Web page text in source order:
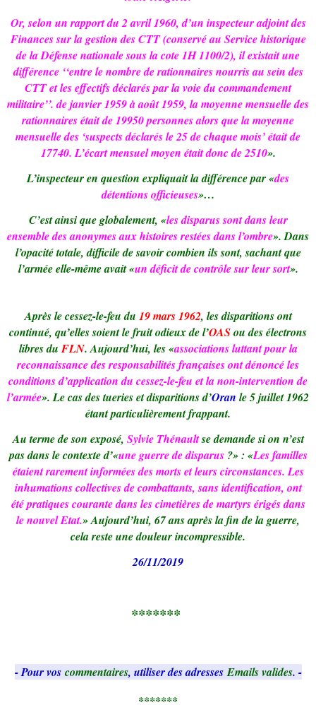
Or, selon un rapport du 2 avril 1960, d’un inspecteur adjoint des
Finances sur la gestion des CTT (conservé au Service historique
de la Défense nationale sous la cote 1H 1100/2), il existait une
différence ‘‘entre le nombre de rationnaires nourris au sein des
CTT et les effectifs déclarés par la voie du commandement
militaire’’. de janvier 1959 à août 1959, la moyenne mensuelle des
rationnaires était de 19950 personnes alors que la moyenne
mensuelle des ‘suspects déclarés le 25 de chaque mois’ était de
17740. L’écart mensuel moyen était donc de 2510».
L’inspecteur en question expliquait la différence par «des
détentions officieuses»…
C’est ainsi que globalement, «les disparus sont dans leur
ensemble des anonymes aux histoires restées dans l’ombre». Dans
l’opacité totale, difficile de savoir combien ils sont, sachant que
l’armée elle-même avait «un déficit de contrôle sur leur sort».
Après le cessez-le-feu du 19 mars 1962, les disparitions ont
continué, qu’elles soient le fruit odieux de l’OASou des électrons
libres duFLN. Aujourd’hui, les «associations luttant pour la
reconnaissance des responsabilités françaises ont dénoncé les
conditions d’application du cessez-le-feu et la non-intervention de
l’armée». Le cas des tueries et disparitions d’Oran le 5 juillet 1962
étant particulièrement frappant.
Au terme de son exposé, Sylvie Thénaultse demande si on n’est
pas dans le contexte d’«une guerre de disparus ?» : «Les familles
étaient rarement informées des morts et leurs circonstances. Les
inhumations collectives de combattants, sans identification, ont
été pratiques courante dans les cimetières de martyrs érigés dans
le nouvel Etat.» Aujourd’hui, 67 ans après la fin de la guerre,
cela reste une douleur incompressible.
26/11/2019
*******
- Pour vos commentaires, utiliser des adressesEmails valides. -
*******